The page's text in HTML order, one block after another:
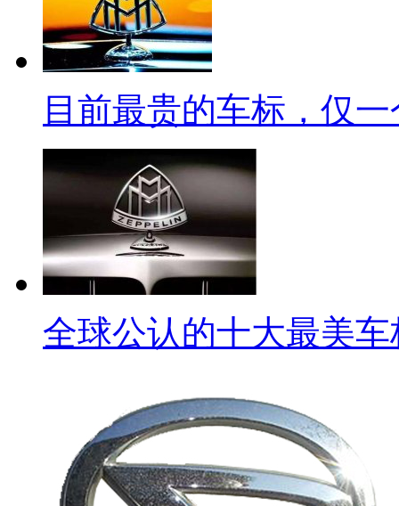
目前最贵的车标，仅
全球公认的十大最美